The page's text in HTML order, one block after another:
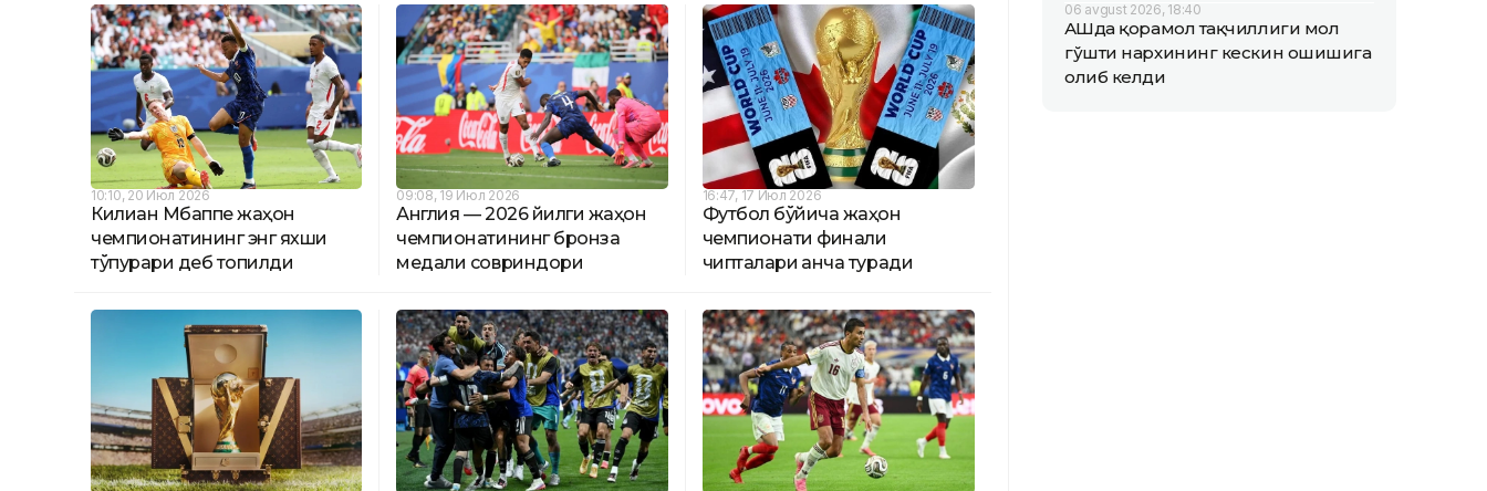
10:10, 20 Июл 2026
Килиан Мбаппе жаҳон
чемпионатининг энг яхши
тўпурари деб топилди
09:08, 19 Июл 2026
Англия — 2026 йилги жаҳон
чемпионатининг бронза
медали совриндори
16:47, 17 Июл 2026
Футбол бўйича жаҳон
чемпионати финали
чипталари қанча туради
06 avgust 2026, 18:40
АҚШда қорамол тақчиллиги мол
гўшти нархининг кескин ошишига
олиб келди